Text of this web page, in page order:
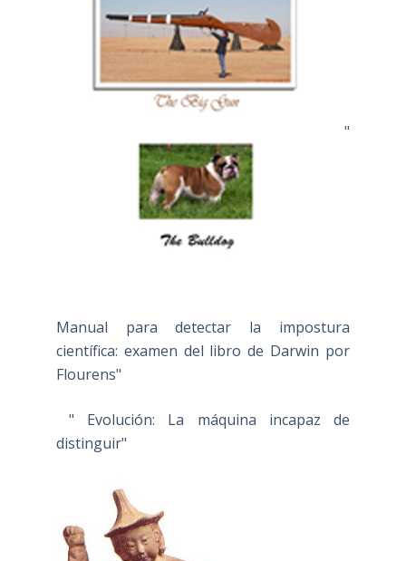
"
Manual para detectar la impostura
científica: examen del libro de Darwin por
Flourens"
" Evolución: La máquina incapaz de
distinguir"